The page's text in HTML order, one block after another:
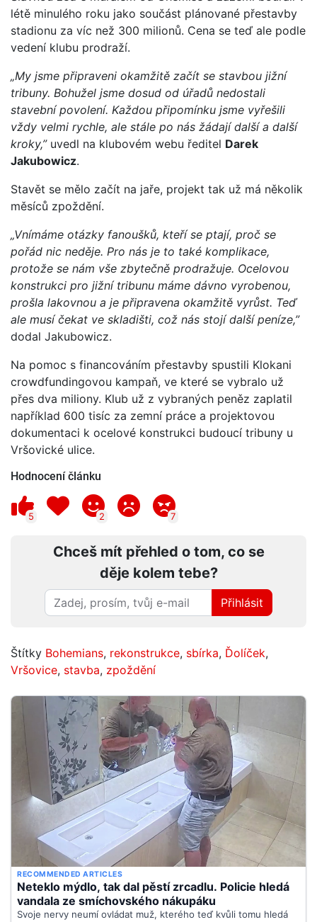
létě minulého roku jako součást plánované přestavby
stadionu za víc než 300 milionů. Cena se teď ale podle
vedení klubu prodraží.
„My jsme připraveni okamžitě začít se stavbou jižní
tribuny. Bohužel jsme dosud od úřadů nedostali
stavební povolení. Každou připomínku jsme vyřešili
vždy velmi rychle, ale stále po nás žádají další a další
kroky,”uvedl na klubovém webu ředitel Darek
Jakubowicz.
Stavět se mělo začít na jaře, projekt tak už má několik
měsíců zpoždění.
„Vnímáme otázky fanoušků, kteří se ptají, proč se
pořád nic neděje. Pro nás je to také komplikace,
protože se nám vše zbytečně prodražuje. Ocelovou
konstrukci pro jižní tribunu máme dávno vyrobenou,
prošla lakovnou a je připravena okamžitě vyrůst. Teď
ale musí čekat ve skladišti, což nás stojí další peníze,”
dodal Jakubowicz.
Na pomoc s financováním přestavby spustili Klokani
crowdfundingovou kampaň, ve které se vybralo už
přes dva miliony. Klub už z vybraných peněz zaplatil
například 600 tisíc za zemní práce a projektovou
dokumentaci k ocelové konstrukci budoucí tribuny u
Vršovické ulice.
Hodnocení článku
5 2 7
Chceš mít přehled o tom, co se
děje kolem tebe?
Přihlásit
Štítky Bohemians, rekonstrukce, sbírka, Ďolíček,
Vršovice, stavba, zpoždění